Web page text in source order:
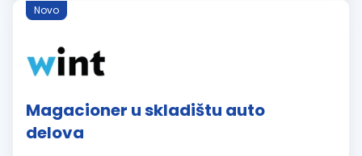
Novo
Magacioner u skladištu auto
delova